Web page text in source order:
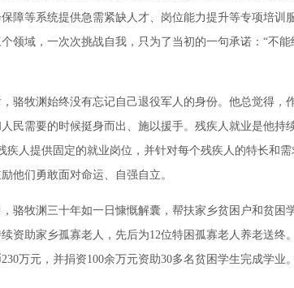
障等系统提供急需紧缺人才、岗位能力提升等专项培训
领域，一次次挑战自我，只为了当初的一句承诺：“不
牧渊始终没有忘记自己退役军人的身份。他总觉得，
民需要的时候挺身而出、施以援手。残疾人就业是他持
疾人提供固定的就业岗位，并针对每个残疾人的特长和
他们勇敢面对命运、自强自立。
牧渊三十年如一日慷慨解囊，帮扶家乡贫困户和贫困
资助家乡孤寡老人，先后为12位特困孤寡老人养老送终
万元，并捐资100余万元资助30多名贫困学生完成学业。